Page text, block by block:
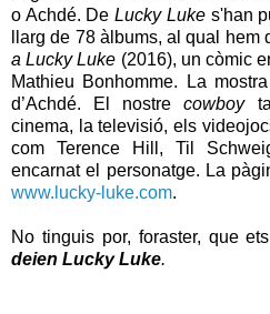
o Achdé. DeLucky Lukes'han
llarg de 78 àlbums, al qual hem
a Lucky Luke (2016), un còmic
Mathieu Bonhomme. La
d’Achdé. El nostrecowboy
cinema, la televisió, els
com Terence Hill, Til
encarnat el personatge. La
www.lucky-luke.com.
No tinguis por, foraster, que
deien Lucky Luke.